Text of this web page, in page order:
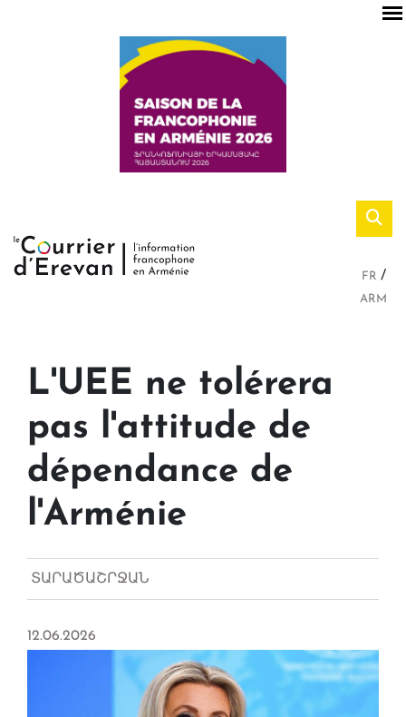
FR
ARM
L'UEE ne tolérera
pas l'attitude de
dépendance de
l'Arménie
ՏԱՐԱԾԱՇՐՋԱՆ
12.06.2026